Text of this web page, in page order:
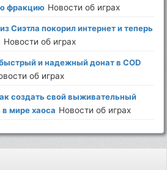
фракцию Новости об играх
Сиэтла покорил интернет и теперь
Новости об играх
и надежный донат в COD
об играх
создать свой выживательный
мире хаоса Новости об играх